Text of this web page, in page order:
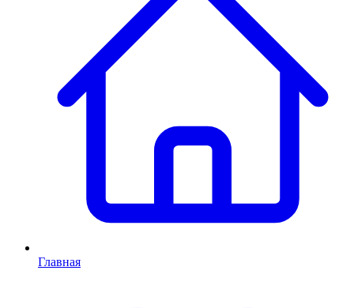
Главная